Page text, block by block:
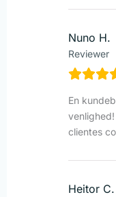
Nuno H.
Reviewer
En
clientes
Heitor C.